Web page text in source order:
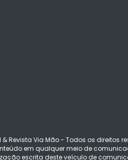
& Revista Via Mão - Todos os direitos
em qualquer meio de
escrita deste veículo de